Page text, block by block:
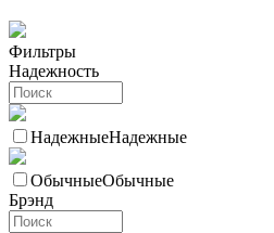
Фильтры
Надежность
НадежныеНадежные
ОбычныеОбычные
Брэнд